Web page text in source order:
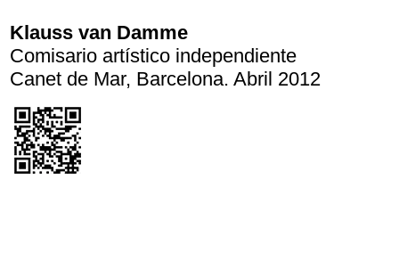
Klauss van Damme
Comisario artístico independiente
Canet de Mar, Barcelona. Abril 2012